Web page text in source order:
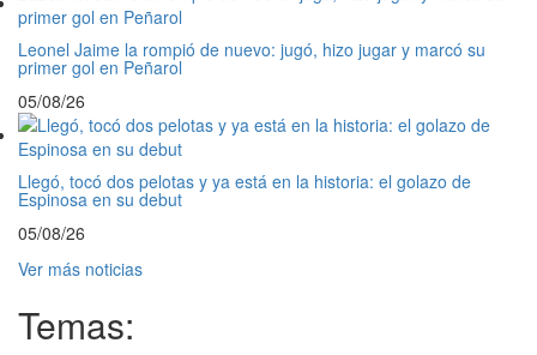
Leonel Jaime la rompió de nuevo: jugó, hizo jugar y marcó su
primer gol en Peñarol
05/08/26
Llegó, tocó dos pelotas y ya está en la historia: el golazo de
Espinosa en su debut
05/08/26
Ver más noticias
Temas: